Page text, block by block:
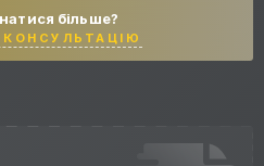
більше?